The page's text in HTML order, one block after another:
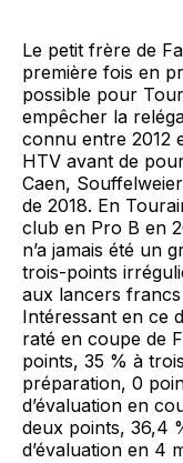
Le petit frère de
première fois en
possible pour
empêcher la
connu entre 2012
HTV avant de
Caen,
de 2018. En
club en Pro B en
n’a jamais été un
trois-points
aux lancers
Intéressant en ce
raté en coupe de
points, 35 % à
préparation, 0
d’évaluation en
deux points, 36,4
d’évaluation en 4